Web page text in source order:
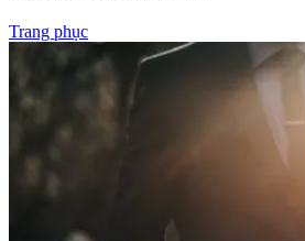
Trang phục